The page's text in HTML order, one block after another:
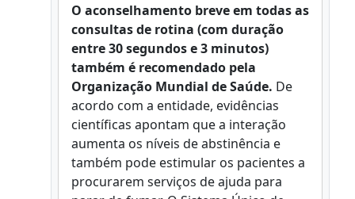
O aconselhamento breve em todas as
consultas de rotina (com duração
entre 30 segundos e 3 minutos)
também é recomendado pela
Organização Mundial de Saúde. De
acordo com a entidade, evidências
científicas apontam que a interação
aumenta os níveis de abstinência e
também pode estimular os pacientes a
procurarem serviços de ajuda para